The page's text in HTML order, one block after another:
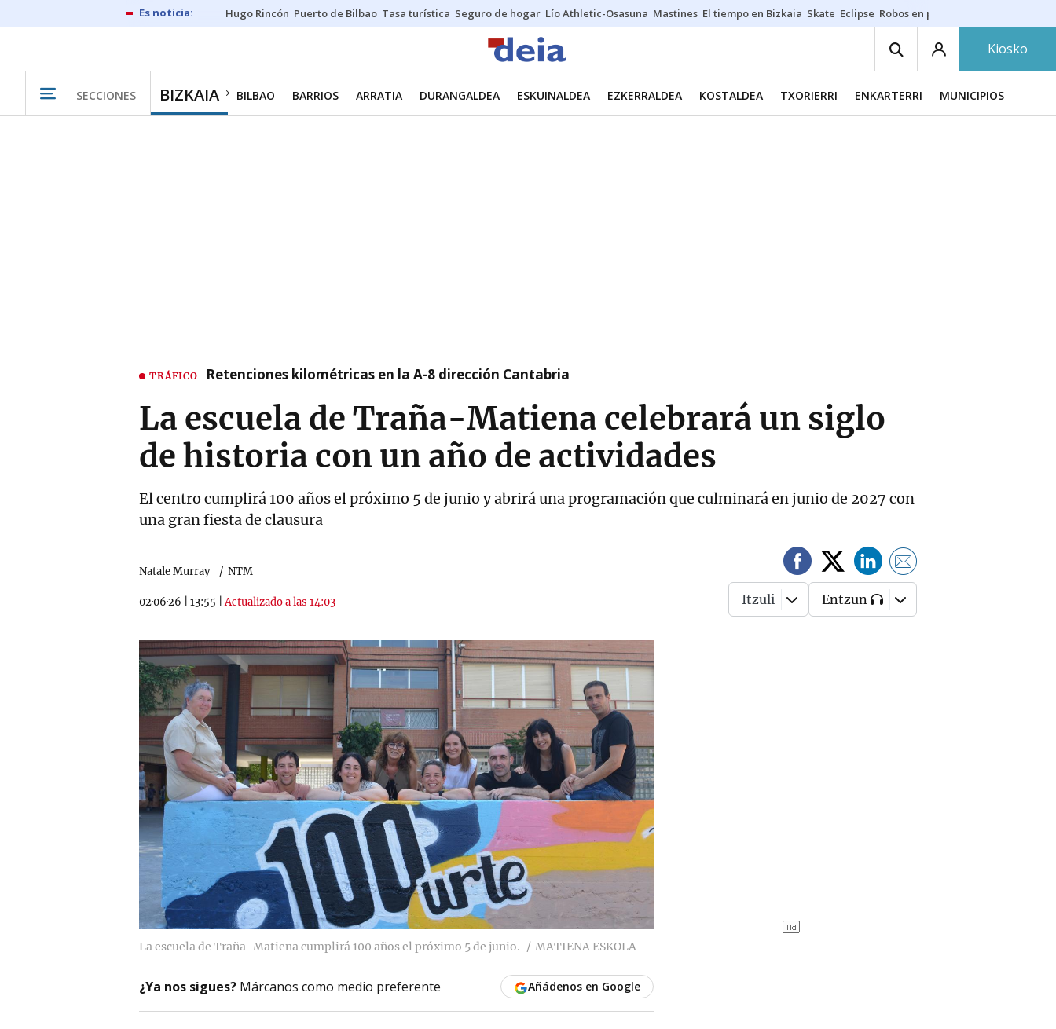
Hugo Rincón Puerto de Bilbao Tasa turística Seguro de hogar Lío Athletic-Osasuna Mastines El tiempo en Bizkaia Skate Eclipse Robos en playas
Kiosko
SECCIONES BIZKAIA BILBAO BARRIOS ARRATIA DURANGALDEA ESKUINALDEA EZKERRALDEA KOSTALDEA TXORIERRI ENKARTERRI MUNICIPIOS
TRÁFICO Retenciones kilométricas en la A-8 dirección Cantabria
La escuela de Traña-Matiena celebrará un siglo
de historia con un año de actividades
El centro cumplirá 100 años el próximo 5 de junio y abrirá una programación que culminará en junio de 2027 con
una gran fiesta de clausura
Natale Murray NTM
02·06·26 13:55 |Actualizado a las 14:03 Itzuli Entzun
La escuela de Traña-Matiena cumplirá 100 años el próximo 5 de junio. MATIENA ESKOLA
¿Ya nos sigues? Márcanos como medio preferente Añádenos en Google